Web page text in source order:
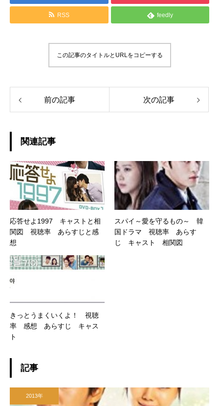
RSS feedly
この記事のタイトルとURLをコピーする
前の記事 次の記事
関連記事
応答せよ1997 キャストと相
関図 視聴率 あらすじと感
想
スパイ～愛を守るもの～ 韓
国ドラマ 視聴率 あらす
じ キャスト 相関図
きっとうまくいくよ！ 視聴
率 感想 あらすじ キャス
ト
記事
2013年